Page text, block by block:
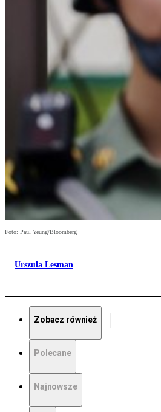
Foto: Paul Yeung/Bloomberg
Urszula Lesman
Zobacz również
Polecane
Najnowsze